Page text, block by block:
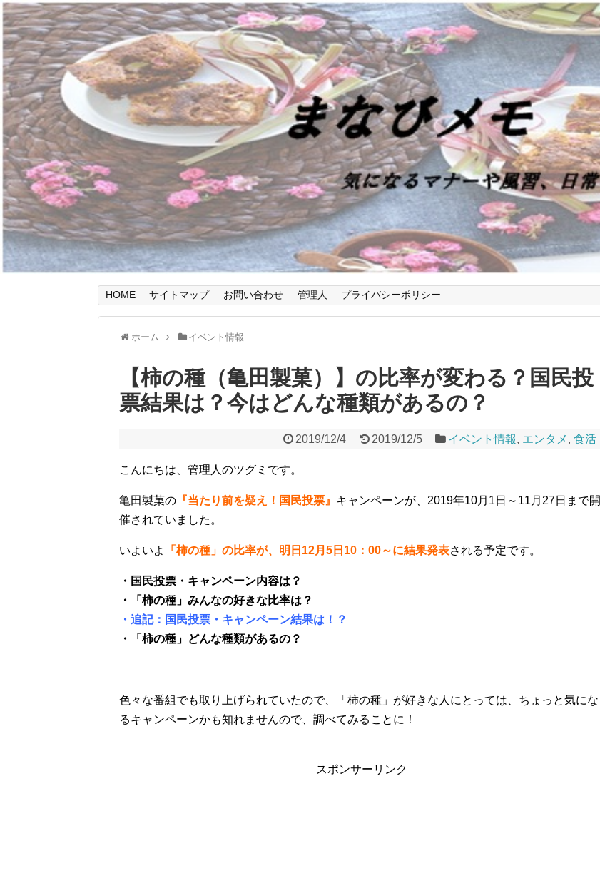
HOME サイトマップ お問い合わせ 管理人 プライバシーポリシー
ホーム イベント情報
【柿の種（亀田製菓）】の比率が変わる？国民投
票結果は？今はどんな種類があるの？
2019/12/4 2019/12/5 イベント情報, エンタメ , 食活
こんにちは、管理人のツグミです。
亀田製菓の 『当たり前を疑え！国民投票』 キャンペーンが、2019年10月1日～11月27日まで開
催されていました。
いよいよ 「柿の種」の比率が、明日12月5日10：00～に結果発表される予定です。
・国民投票・キャンペーン内容は？
・「柿の種」みんなの好きな比率は？
・追記：国民投票・キャンペーン結果は！？
・「柿の種」どんな種類があるの？
色々な番組でも取り上げられていたので、「柿の種」が好きな人にとっては、ちょっと気にな
るキャンペーンかも知れませんので、調べてみることに！
スポンサーリンク